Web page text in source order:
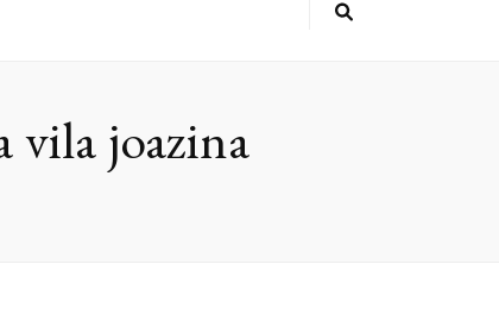
vila joazina